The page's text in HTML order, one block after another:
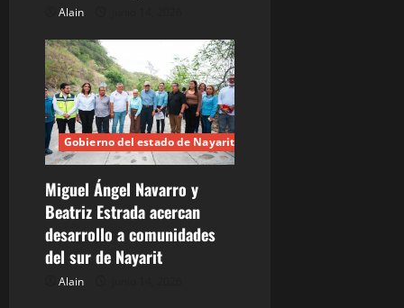
Alain
Gobierno del estado de Nayarit
Miguel Ángel Navarro y
Beatriz Estrada acercan
desarrollo a comunidades
del sur de Nayarit
Alain